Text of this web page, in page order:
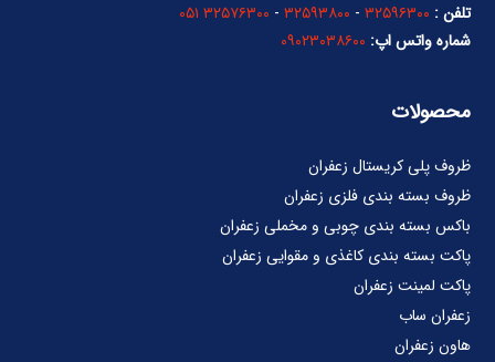
تلفن : ۳۲۵۹۶۳۰۰ - ۳۲۵۹۳۸۰۰ - ۳۲۵۷۶۳۰۰ ۰۵۱
شماره واتس اپ: ۰۹۰۲۳۰۳۸۶۰۰
محصولات
ظروف پلی کریستال زعفران
ظروف بسته بندی فلزی زعفران
باکس بسته بندی چوبی و مخملی زعفران
پاکت بسته بندی کاغذی و مقوایی زعفران
پاکت لمینت زعفران
زعفران ساب
هاون زعفران